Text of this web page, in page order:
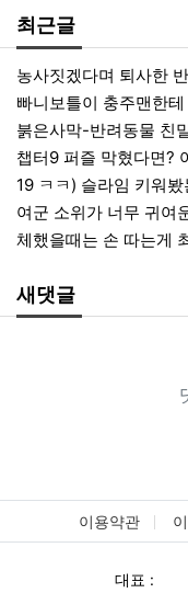
최근글
농사짓겠다며 퇴사한
빠니보틀이 충주맨한
19 ㅋㅋ) 슬라임 키워
여군 소위가 너무 귀여
체했을때는 손 따는게
새댓글
이용약관
대표 :